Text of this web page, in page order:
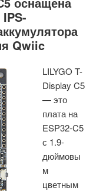
Qwiic
LILYGO T-
Display C5
— это
плата на
ESP32-C5
с 1.9-
дюймовы
м
цветным